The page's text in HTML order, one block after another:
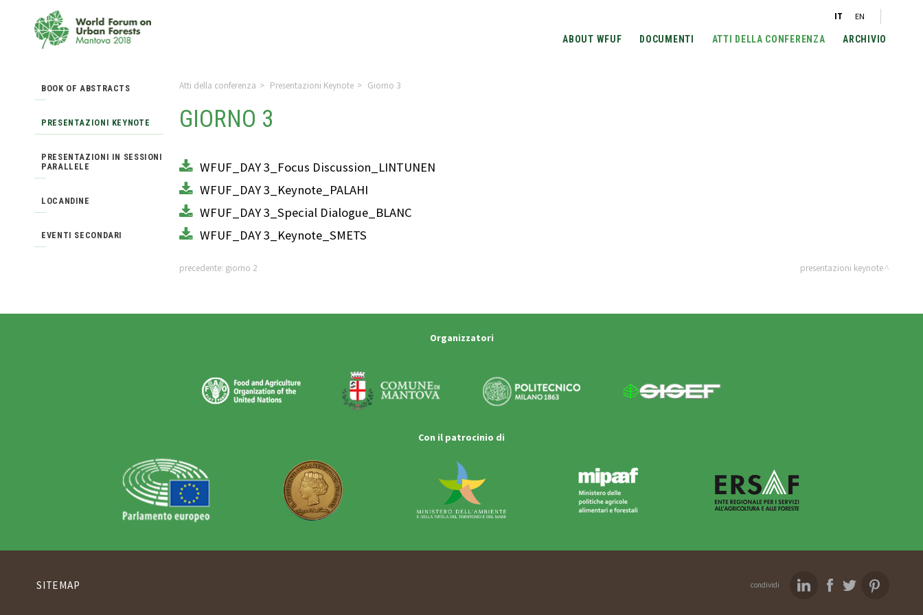
EN
IT
ABOUT WFUF DOCUMENTI ATTI DELLA CONFERENZA ARCHIVIO
BOOK OF ABSTRACTS
PRESENTAZIONI KEYNOTE
PRESENTAZIONI IN SESSIONI
PARALLELE
LOCANDINE
EVENTI SECONDARI
Atti della conferenza > Presentazioni Keynote > Giorno 3
GIORNO 3
WFUF_DAY 3_Focus Discussion_LINTUNEN
WFUF_DAY 3_Keynote_PALAHI
WFUF_DAY 3_Special Dialogue_BLANC
WFUF_DAY 3_Keynote_SMETS
precedente: giorno 2 presentazioni keynote
Organizzatori
Con il patrocinio di
SITEMAP condividi